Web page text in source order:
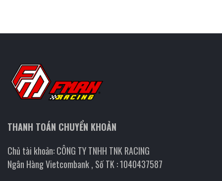
THANH TOÁN CHUYỂN KHOẢN
Chủ tài khoản: CÔNG TY TNHH TNK RACING
Ngân Hàng Vietcombank , Số TK : 1040437587